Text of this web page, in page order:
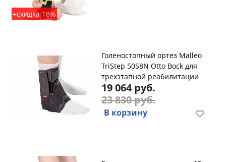
+скидка 18%
Голеностопный ортез Malleo
TriStep 50S8N Otto Bock для
трехэтапной реабилитации
19 064 руб.
23 830 руб.
В корзину